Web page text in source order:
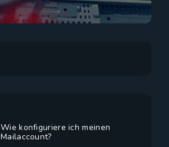
Wie konfiguriere ich meinen
Mailaccount?